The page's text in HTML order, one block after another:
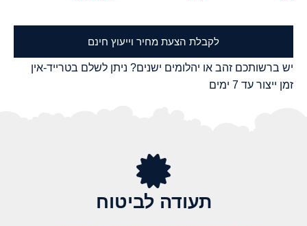
לקבלת הצעת מחיר וייעוץ חינם
יש ברשותכם זהב או יהלומים ישנים? ניתן לשלם בטרייד-אין
זמן ייצור עד 7 ימים
תעודה לביטוח